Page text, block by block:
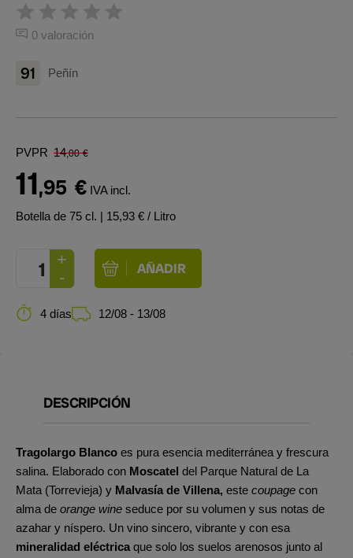
0 valoración
91 Peñín
PVPR 14,00 €
11,95 € IVA incl.
Botella de 75 cl. | 15,93 € / Litro
4 días 12/08 - 13/08
DESCRIPCIÓN
Tragolargo Blanco es pura esencia mediterránea y frescura
salina. Elaborado con Moscatel del Parque Natural de La
Mata (Torrevieja) y Malvasía de Villena, este coupage con
alma de orange wine seduce por su volumen y sus notas de
azahar y níspero. Un vino sincero, vibrante y con esa
mineralidad eléctrica que solo los suelos arenosos junto al